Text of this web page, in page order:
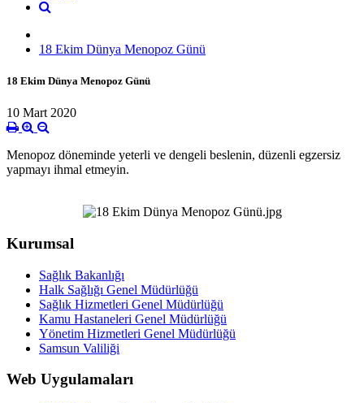
18 Ekim Dünya Menopoz Günü
18 Ekim Dünya Menopoz Günü
10 Mart 2020
Menopoz döneminde yeterli ve dengeli beslenin, düzenli egzersiz
yapmayı ihmal etmeyin.
Kurumsal
Sağlık Bakanlığı
Halk Sağlığı Genel Müdürlüğü
Sağlık Hizmetleri Genel Müdürlüğü
Kamu Hastaneleri Genel Müdürlüğü
Yönetim Hizmetleri Genel Müdürlüğü
Samsun Valiliği
Web Uygulamaları